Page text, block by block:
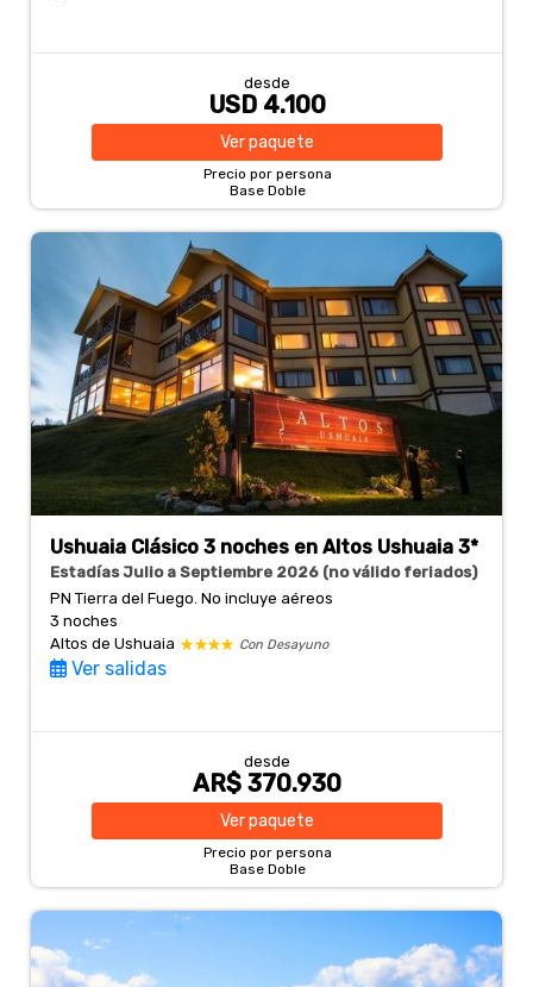
desde
USD 4.100
Verpaquete
Precio por persona
Base Doble
Ushuaia Clásico 3 noches en Altos Ushuaia 3*
Estadías Julio a Septiembre 2026 (no válido feriados)
PN Tierra del Fuego. No incluye aéreos
3 noches
Altos de Ushuaia
Con Desayuno
Ver salidas
desde
AR$ 370.930
Verpaquete
Precio por persona
Base Doble